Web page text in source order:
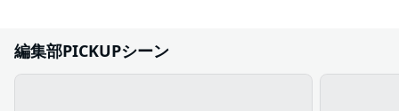
編集部PICKUPシーン